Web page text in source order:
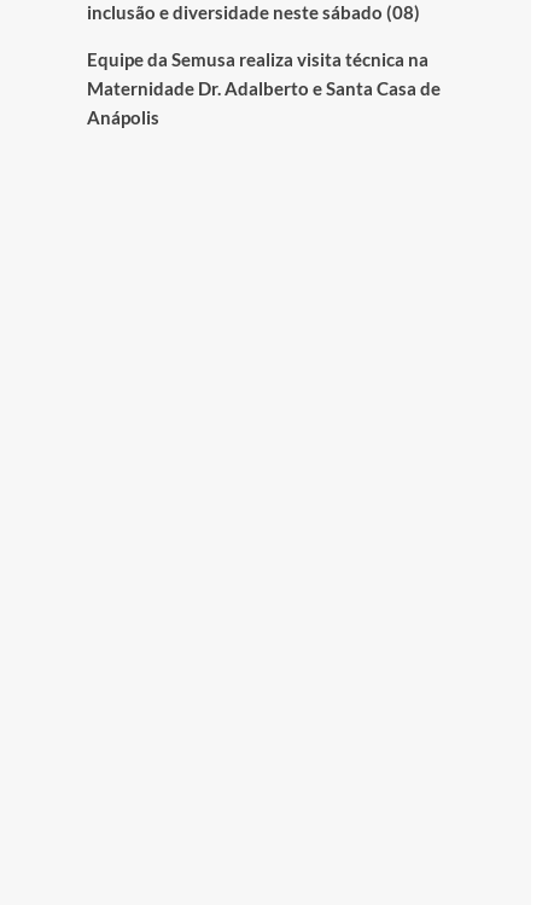
inclusão e diversidade neste sábado (08)
Equipe da Semusa realiza visita técnica na
Maternidade Dr. Adalberto e Santa Casa de
Anápolis